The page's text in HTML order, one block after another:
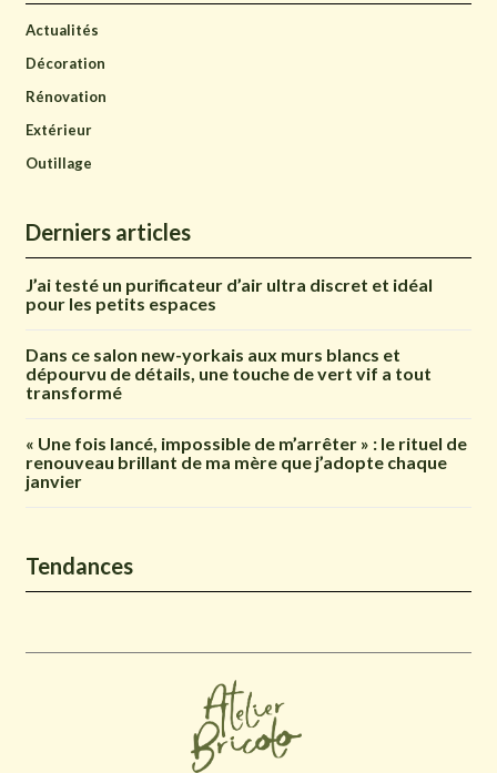
Actualités
Décoration
Rénovation
Extérieur
Outillage
Derniers articles
J’ai testé un purificateur d’air ultra discret et idéal
pour les petits espaces
Dans ce salon new-yorkais aux murs blancs et
dépourvu de détails, une touche de vert vif a tout
transformé
« Une fois lancé, impossible de m’arrêter » : le rituel de
renouveau brillant de ma mère que j’adopte chaque
janvier
Tendances